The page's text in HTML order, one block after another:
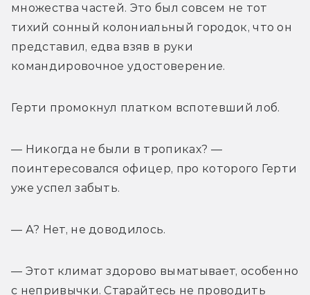
множества частей. Это был совсем не тот
тихий сонный колониальный городок, что он
представил, едва взяв в руки
командировочное удостоверение.
Герти промокнул платком вспотевший лоб.
— Никогда не были в тропиках? —
поинтересовался офицер, про которого Герти
уже успел забыть.
— А? Нет, не доводилось.
— Этот климат здорово выматывает, особенно
с непривычки. Старайтесь не проводить